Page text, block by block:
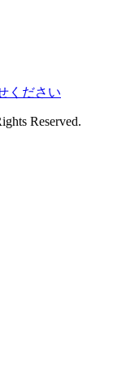
ください
Reserved.